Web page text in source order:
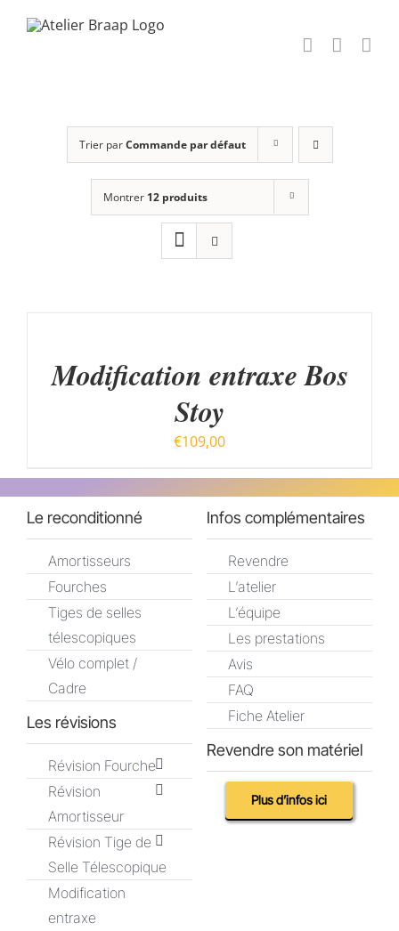
Trier parCommande par défaut
Montrer 12 produits
PRODUIT
CHOISIES
SUR
PAGE
DU
PRODUIT
DÉTAILS
Modification entraxe Bos
Stoy
€109,00
Le reconditionné
Amortisseurs
Fourches
Tiges de selles
télescopiques
Vélo complet /
Cadre
Les révisions
Révision Fourche
Révision
Amortisseur
Révision Tige de
Selle Télescopique
Modification
entraxe
Infos complémentaires
Revendre
L’atelier
L’équipe
Les prestations
Avis
FAQ
Fiche Atelier
Revendre son matériel
Plus d’infos ici